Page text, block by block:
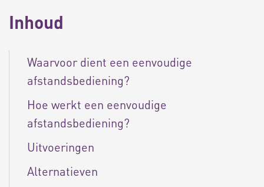
Inhoud
Waarvoor dient een eenvoudige
afstandsbediening?
Hoe werkt een eenvoudige
afstandsbediening?
Uitvoeringen
Alternatieven